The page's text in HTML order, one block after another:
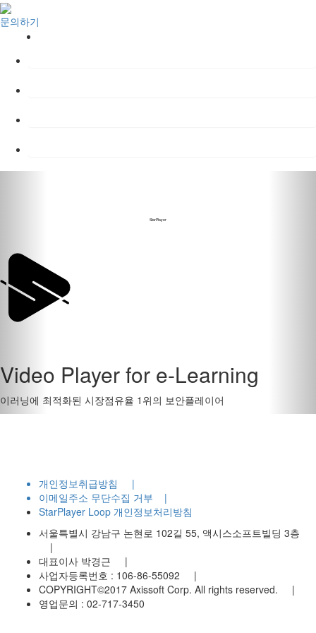
문의하기
StarPlayer
Video Player for e-Learning
이러닝에 최적화된 시장점유율 1위의 보안플레이어
개인정보취급방침 |
이메일주소 무단수집 거부 |
StarPlayer Loop 개인정보처리방침
서울특별시 강남구 논현로 102길 55, 액시스소프트빌딩 3층
|
대표이사 박경근 |
사업자등록번호 : 106-86-55092 |
COPYRIGHT©2017 Axissoft Corp. All rights reserved. |
영업문의 : 02-717-3450